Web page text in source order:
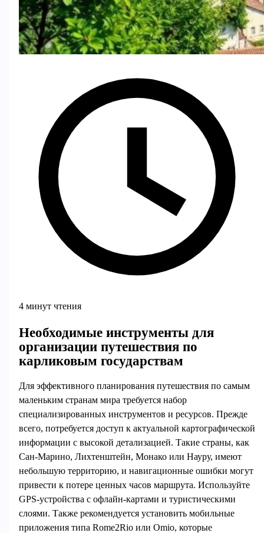
4 минут чтения
Необходимые инструменты для
организации путешествия по
карликовым государствам
Для эффективного планирования путешествия по самым
маленьким странам мира требуется набор
специализированных инструментов и ресурсов. Прежде
всего, потребуется доступ к актуальной картографической
информации с высокой детализацией. Такие страны, как
Сан-Марино, Лихтенштейн, Монако или Науру, имеют
небольшую территорию, и навигационные ошибки могут
привести к потере ценных часов маршрута. Используйте
GPS-устройства с офлайн-картами и туристическими
слоями. Также рекомендуется установить мобильные
приложения типа Rome2Rio или Omio, которые